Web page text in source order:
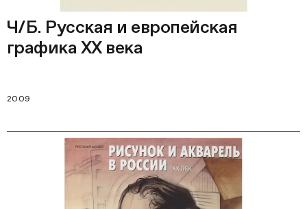
Ч/Б. Русская и европейская
графика XX века
2009